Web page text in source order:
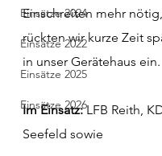
Einsätze 2024
Einsätze 2022
Einsätze 2025
Einsätze 2026
Einschreiten mehr
rückten wir kurze Zeit
in unser Gerätehaus ein.
Im Einsatz: LFB Reith,
Seefeld sowie